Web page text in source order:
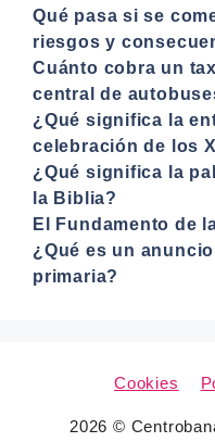
Qué pasa si se
riesgos y
Cuánto cobra un
central de
¿Qué significa la
celebración de los
¿Qué significa la
la Biblia?
El Fundamento de
¿Qué es un
primaria?
Cookies
2026 ©